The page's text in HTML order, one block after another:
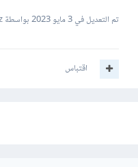
تم التعديل في3 مايو 2023 بواسطة Omar Aziz
اقتباس